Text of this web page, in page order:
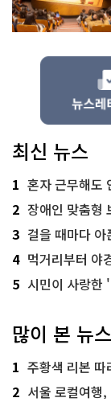
최신 뉴스
1 혼자 근무해도
2 장애인 맞춤형
3 걸을 때마다 아
4 먹거리부터 야
5 시민이 사랑한 '
많이 본 뉴스
1 주황색 리본 따라
2 서울 로컬여행